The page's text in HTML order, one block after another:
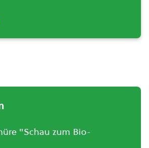
"Schau zum Bio-